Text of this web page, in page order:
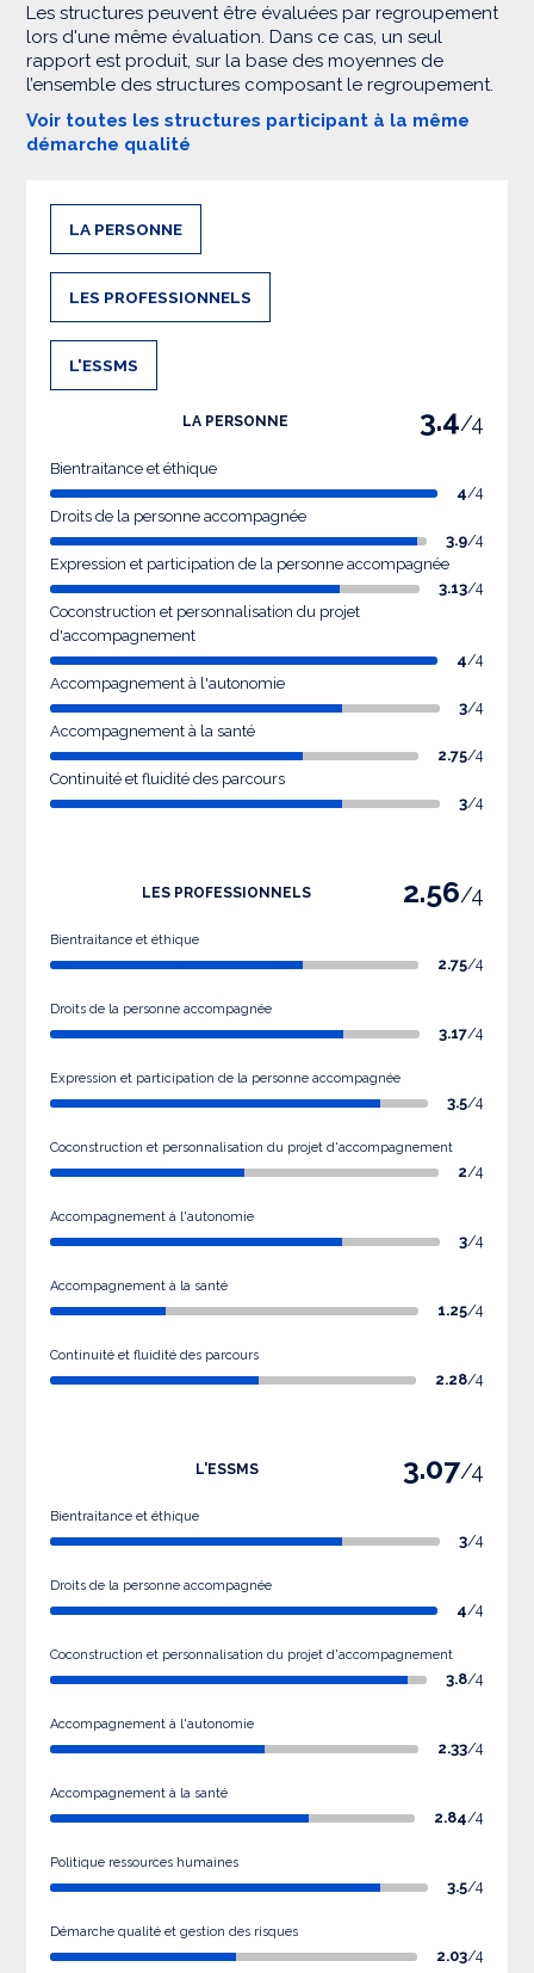
Les structures peuvent être évaluées par regroupement
lors d'une même évaluation. Dans ce cas, un seul
rapport est produit, sur la base des moyennes de
l’ensemble des structures composant le regroupement.
Voir toutes les structures participant à la même
démarche qualité
LA PERSONNE
LES PROFESSIONNELS
L'ESSMS
LA PERSONNE 3.4/4
Bientraitance et éthique
4/4
Droits de la personne accompagnée
3.9/4
Expression et participation de la personne accompagnée
3.13/4
Coconstruction et personnalisation du projet
d'accompagnement
4/4
Accompagnement à l'autonomie
3/4
Accompagnement à la santé
2.75/4
Continuité et fluidité des parcours
3/4
LES PROFESSIONNELS 2.56/4
Bientraitance et éthique
2.75/4
Droits de la personne accompagnée
3.17/4
Expression et participation de la personne accompagnée
3.5/4
Coconstruction et personnalisation du projet d'accompagnement
2/4
Accompagnement à l'autonomie
3/4
Accompagnement à la santé
1.25/4
Continuité et fluidité des parcours
2.28/4
L'ESSMS 3.07/4
Bientraitance et éthique
3/4
Droits de la personne accompagnée
4/4
Coconstruction et personnalisation du projet d'accompagnement
3.8/4
Accompagnement à l'autonomie
2.33/4
Accompagnement à la santé
2.84/4
Politique ressources humaines
3.5/4
Démarche qualité et gestion des risques
2.03/4